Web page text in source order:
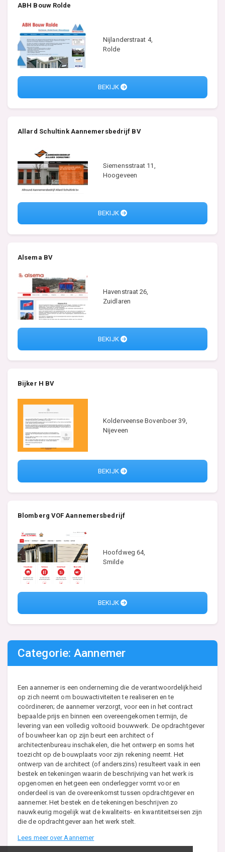
ABH Bouw Rolde
Nijlanderstraat 4,
Rolde
BEKIJK
Allard Schultink Aannemersbedrijf BV
Siemensstraat 11,
Hoogeveen
BEKIJK
Alsema BV
Havenstraat 26,
Zuidlaren
BEKIJK
Bijker H BV
Kolderveense Bovenboer 39,
Nijeveen
BEKIJK
Blomberg VOF Aannemersbedrijf
Hoofdweg 64,
Smilde
BEKIJK
Categorie: Aannemer
Een aannemer is een onderneming die de verantwoordelijkheid
op zich neemt om bouwactiviteiten te realiseren en te
coördineren; de aannemer verzorgt, voor een in het contract
bepaalde prijs en binnen een overeengekomen termijn, de
levering van een volledig voltooid bouwwerk. De opdrachtgever
of bouwheer kan op zijn beurt een architect of
architectenbureau inschakelen, die het ontwerp en soms het
toezicht op de bouwplaats voor zijn rekening neemt. Het
ontwerp van de architect (of anderszins) resulteert vaak in een
bestek en tekeningen waarin de beschrijving van het werk is
opgenomen en hetgeen een onderlegger vormt voor en
onderdeel is van de overeenkomst tussen opdrachtgever en
aannemer. Het bestek en de tekeningen beschrijven zo
nauwkeurig mogelijk wat de kwaliteits- en kwantiteitseisen zijn
die de opdrachtgever aan het werk stelt.
Lees meer over Aannemer